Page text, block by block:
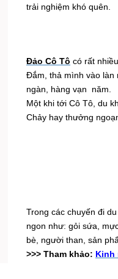
trải nghiệm khó quên.
Đảo Cô Tô có rất
Đắm, thả mình vào làn
ngàn, hàng vạn năm.
Một khi tới Cô Tô, du
Chảy hay thưởng
Trong các chuyến đi
ngon như: gỏi sứa,
bè, người than, sản
>>> Tham khảo: Kinh